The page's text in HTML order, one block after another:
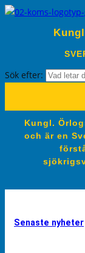
Sök efter:
Kungl.
och är en
Senaste nyheter